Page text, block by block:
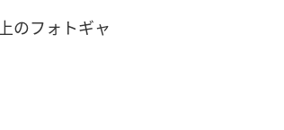
のフォトギャ